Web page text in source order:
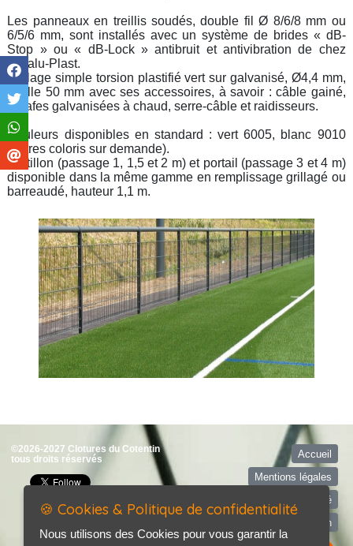
Les panneaux en treillis soudés, double fil Ø 8/6/8 mm ou
6/5/6 mm, sont installés avec un système de brides « dB-
Stop » ou « dB-Lock » antibruit et antivibration de chez
Metalu-Plast.
Grillage simple torsion plastifié vert sur galvanisé, Ø4,4 mm,
maille 50 mm avec ses accessoires, à savoir : câble gainé,
agrafes galvanisées à chaud, serre-câble et raidisseurs.
Couleurs disponibles en standard : vert 6005, blanc 9010
(autres coloris sur demande).
Portillon (passage 1, 1,5 et 2 m) et portail (passage 3 et 4 m)
disponible dans la même gamme en remplissage grillagé ou
barreaudé, hauteur 1,1 m.
©2026-2027 Clotures du Cotentin
tous droits réservés
Accueil
Mentions légales
Politique de confidentialité
Contact / Plan
🍪 Cookies & Politique de confidentialité
Nous utilisons des Cookies pour vous garantir la